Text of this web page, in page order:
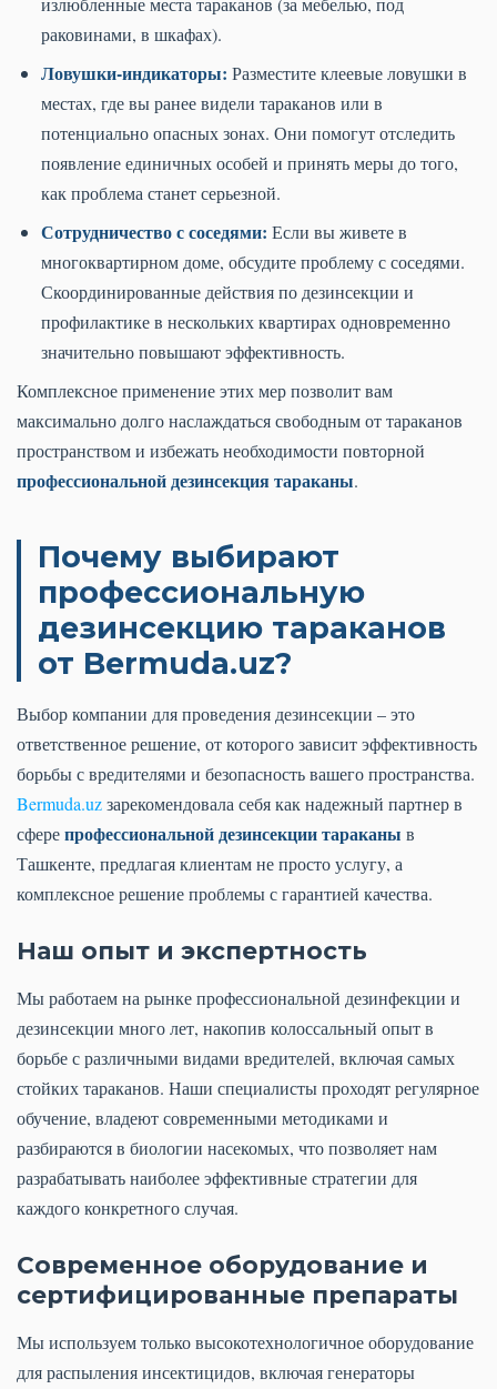
раковинами, в шкафах).
Ловушки-индикаторы: Разместите клеевые ловушки в
местах, где вы ранее видели тараканов или в
потенциально опасных зонах. Они помогут отследить
появление единичных особей и принять меры до того,
как проблема станет серьезной.
Сотрудничество с соседями: Если вы живете в
многоквартирном доме, обсудите проблему с соседями.
Скоординированные действия по дезинсекции и
профилактике в нескольких квартирах одновременно
значительно повышают эффективность.
Комплексное применение этих мер позволит вам
максимально долго наслаждаться свободным от тараканов
пространством и избежать необходимости повторной
профессиональной дезинсекция тараканы.
Почему выбирают
профессиональную
дезинсекцию тараканов
от Bermuda.uz?
Выбор компании для проведения дезинсекции – это
ответственное решение, от которого зависит эффективность
борьбы с вредителями и безопасность вашего пространства.
Bermuda.uzзарекомендовала себя как надежный партнер в
сферепрофессиональной дезинсекции тараканы в
Ташкенте, предлагая клиентам не просто услугу, а
комплексное решение проблемы с гарантией качества.
Наш опыт и экспертность
Мы работаем на рынке профессиональной дезинфекции и
дезинсекции много лет, накопив колоссальный опыт в
борьбе с различными видами вредителей, включая самых
стойких тараканов. Наши специалисты проходят регулярное
обучение, владеют современными методиками и
разбираются в биологии насекомых, что позволяет нам
разрабатывать наиболее эффективные стратегии для
каждого конкретного случая.
Современное оборудование и
сертифицированные препараты
Мы используем только высокотехнологичное оборудование
для распыления инсектицидов, включая генераторы